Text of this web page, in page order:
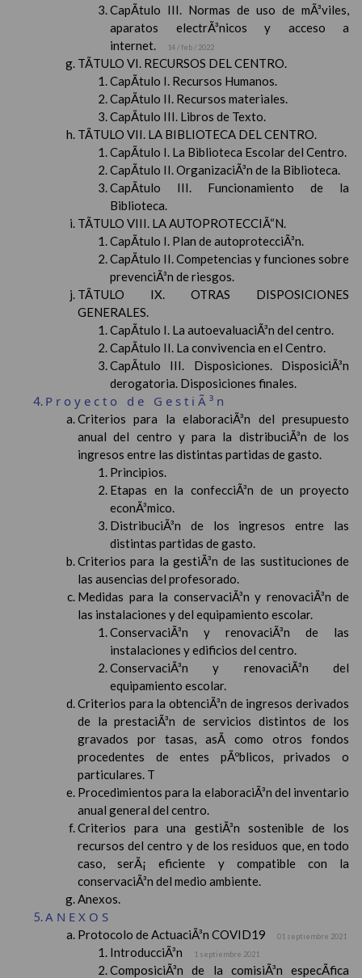
CapÃ­tulo III. Normas de uso de mÃ³viles,
aparatos electrÃ³nicos y acceso a
internet.
14 / feb / 2022
TÃTULO VI. RECURSOS DEL CENTRO.
CapÃ­tulo I. Recursos Humanos.
CapÃ­tulo II. Recursos materiales.
CapÃ­tulo III. Libros de Texto.
TÃTULO VII. LA BIBLIOTECA DEL CENTRO.
CapÃ­tulo I. La Biblioteca Escolar del Centro.
CapÃ­tulo II. OrganizaciÃ³n de la Biblioteca.
CapÃ­tulo III. Funcionamiento de la
Biblioteca.
TÃTULO VIII. LA AUTOPROTECCIÃ“N.
CapÃ­tulo I. Plan de autoprotecciÃ³n.
CapÃ­tulo II. Competencias y funciones sobre
prevenciÃ³n de riesgos.
TÃTULO IX. OTRAS DISPOSICIONES
GENERALES.
CapÃ­tulo I. La autoevaluaciÃ³n del centro.
CapÃ­tulo II. La convivencia en el Centro.
CapÃ­tulo III. Disposiciones. DisposiciÃ³n
derogatoria. Disposiciones finales.
Proyecto de GestiÃ³n
Criterios para la elaboraciÃ³n del presupuesto
anual del centro y para la distribuciÃ³n de los
ingresos entre las distintas partidas de gasto.
Principios.
Etapas en la confecciÃ³n de un proyecto
econÃ³mico.
DistribuciÃ³n de los ingresos entre las
distintas partidas de gasto.
Criterios para la gestiÃ³n de las sustituciones de
las ausencias del profesorado.
Medidas para la conservaciÃ³n y renovaciÃ³n de
las instalaciones y del equipamiento escolar.
ConservaciÃ³n y renovaciÃ³n de las
instalaciones y edificios del centro.
ConservaciÃ³n y renovaciÃ³n del
equipamiento escolar.
Criterios para la obtenciÃ³n de ingresos derivados
de la prestaciÃ³n de servicios distintos de los
gravados por tasas, asÃ­ como otros fondos
procedentes de entes pÃºblicos, privados o
particulares. T
Procedimientos para la elaboraciÃ³n del inventario
anual general del centro.
Criterios para una gestiÃ³n sostenible de los
recursos del centro y de los residuos que, en todo
caso, serÃ¡ eficiente y compatible con la
conservaciÃ³n del medio ambiente.
Anexos.
ANEXOS
Protocolo de ActuaciÃ³n COVID19 01 septiembre 2021
IntroducciÃ³n 1 septiembre 2021
ComposiciÃ³n de la comisiÃ³n especÃ­fica